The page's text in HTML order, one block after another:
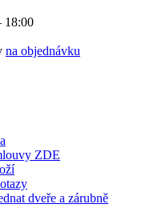
18:00
na objednávku
ZDE
dveře a zárubně